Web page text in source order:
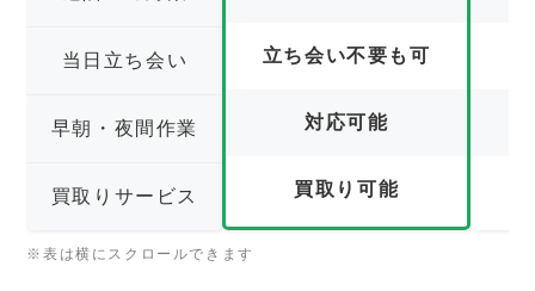
当日立ち会い
早朝・夜間作業
買取りサービス
立ち会い不要も可
対応可能
買取り可能
※表は横にスクロールできます